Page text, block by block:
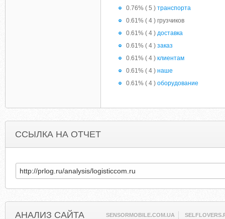
0.76% ( 5 ) транспорта
0.61% ( 4 ) грузчиков
0.61% ( 4 ) доставка
0.61% ( 4 ) заказ
0.61% ( 4 ) клиентам
0.61% ( 4 ) наше
0.61% ( 4 ) оборудование
ССЫЛКА НА ОТЧЕТ
АНАЛИЗ САЙТА SENSORMOBILE.COM.UA